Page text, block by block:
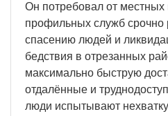
Он потребовал от местных
профильных служб срочно
спасению людей и
бедствия в отрезанных
максимально быструю
отдалённые и
люди испытывают